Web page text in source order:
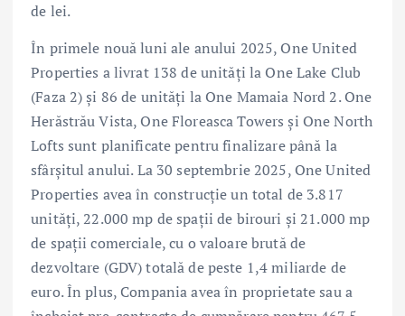
de lei.
În primele nouă luni ale anului 2025, One United
Properties a livrat 138 de unități la One Lake Club
(Faza 2) și 86 de unități la One Mamaia Nord 2. One
Herăstrău Vista, One Floreasca Towers și One North
Lofts sunt planificate pentru finalizare până la
sfârșitul anului. La 30 septembrie 2025, One United
Properties avea în construcție un total de 3.817
unități, 22.000 mp de spații de birouri și 21.000 mp
de spații comerciale, cu o valoare brută de
dezvoltare (GDV) totală de peste 1,4 miliarde de
euro. În plus, Compania avea în proprietate sau a